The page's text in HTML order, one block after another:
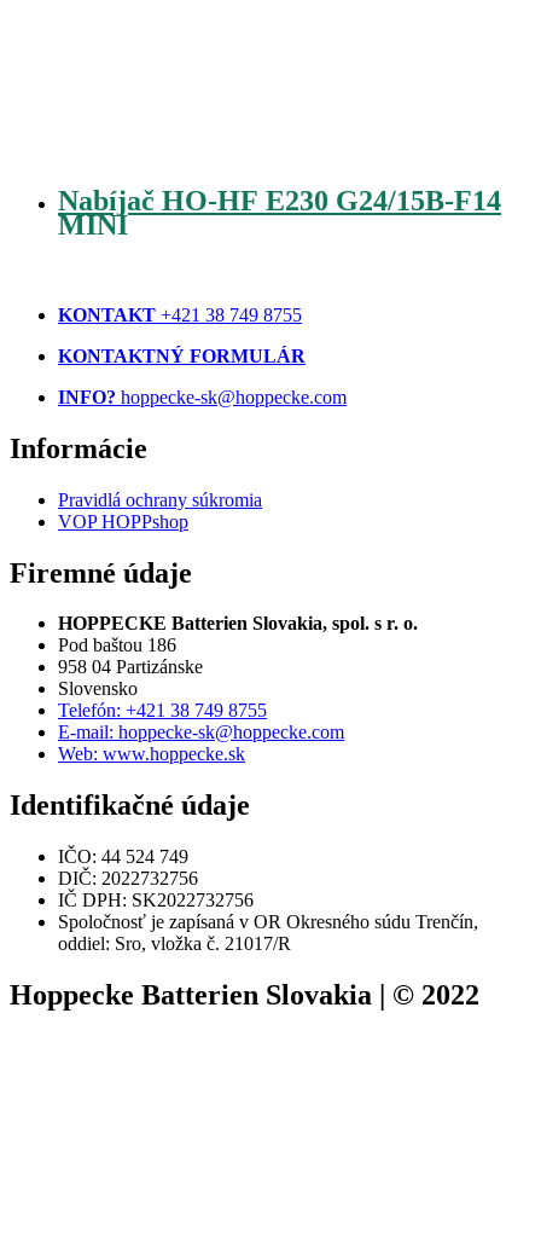
Nabíjač HO-HF E230 G24/15B-F14
MINI
KONTAKT +421 38 749 8755
KONTAKTNÝ FORMULÁR
INFO? hoppecke-sk@hoppecke.com
Informácie
Pravidlá ochrany súkromia
VOP HOPPshop
Firemné údaje
HOPPECKE Batterien Slovakia, spol. s r. o.
Pod baštou 186
958 04 Partizánske
Slovensko
Telefón: +421 38 749 8755
E-mail: hoppecke-sk@hoppecke.com
Web: www.hoppecke.sk
Identifikačné údaje
IČO: 44 524 749
DIČ: 2022732756
IČ DPH: SK2022732756
Spoločnosť je zapísaná v OR Okresného súdu Trenčín,
oddiel: Sro, vložka č. 21017/R
Hoppecke Batterien Slovakia | © 2022